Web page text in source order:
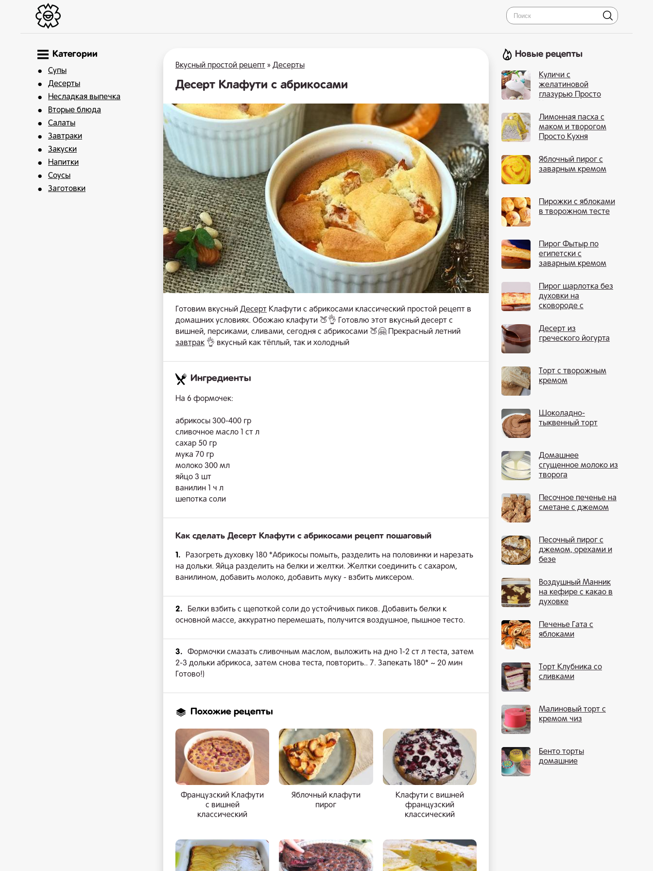
Категории
Супы
Десерты
Несладкая выпечка
Вторые блюда
Салаты
Завтраки
Закуски
Напитки
Соусы
Заготовки
Вкусный простой рецепт » Десерты
Десерт Клафути с абрикосами
Готовим вкусный Десерт Клафути с абрикосами классический простой рецепт в
домашних условиях. Обожаю клафути 🍑👌 Готовлю этот вкусный десерт с
вишней, персиками, сливами, сегодня с абрикосами 🍑🤗 Прекрасный летний
завтрак 👌 вкусный как тёплый, так и холодный
Ингредиенты
На 6 формочек:
абрикосы 300-400 гр
сливочное масло 1 ст л
сахар 50 гр
мука 70 гр
молоко 300 мл
яйцо 3 шт
ванилин 1 ч л
шепотка соли
Как сделать Десерт Клафути с абрикосами рецепт пошаговый
1.
Разогреть духовку 180 *Абрикосы помыть, разделить на половинки и нарезать
на дольки. Яйца разделить на белки и желтки. Желтки соединить с сахаром,
ванилином, добавить молоко, добавить муку - взбить миксером.
2.
Белки взбить с щепоткой соли до устойчивых пиков. Добавить белки к
основной массе, аккуратно перемешать, получится воздушное, пышное тесто.
3.
Формочки смазать сливочным маслом, выложить на дно 1-2 ст л теста, затем
2-3 дольки абрикоса, затем снова теста, повторить.. 7. Запекать 180* ~ 20 мин
Готово!)
Похожие рецепты
Французский Клафути
с вишней
классический
Яблочный клафути
пирог
Клафути с вишней
французский
классический
Новые рецепты
Куличи с
желатиновой
глазурью Просто
Лимонная пасха с
маком и творогом
Просто Кухня
Яблочный пирог с
заварным кремом
Пирожки с яблоками
в творожном тесте
Пирог Фытыр по
египетски с
заварным кремом
Пирог шарлотка без
духовки на
сковороде с
Десерт из
греческого йогурта
Торт с творожным
кремом
Шоколадно-
тыквенный торт
Домашнее
сгущенное молоко из
творога
Песочное печенье на
сметане с джемом
Песочный пирог с
джемом, орехами и
безе
Воздушный Манник
на кефире с какао в
духовке
Печенье Гата с
яблоками
Торт Клубника со
сливками
Малиновый торт с
кремом чиз
Бенто торты
домашние